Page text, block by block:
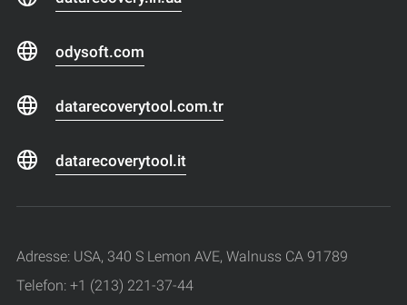
odysoft.com
datarecoverytool.com.tr
datarecoverytool.it
Adresse: USA, 340 S Lemon AVE, Walnuss CA 91789
Telefon: +1 (213) 221-37-44